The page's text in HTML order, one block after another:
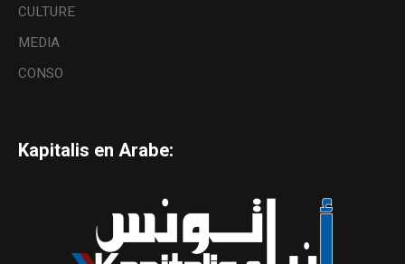
CULTURE
MEDIA
CONSO
Kapitalis en Arabe: